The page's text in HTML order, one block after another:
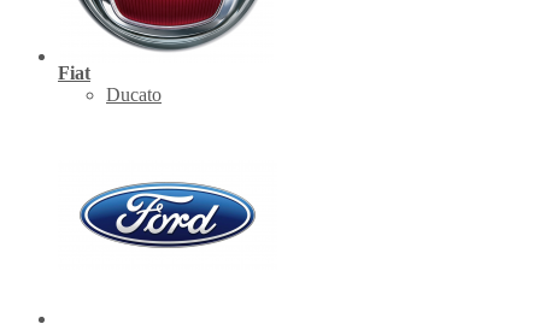
Fiat
Ducato